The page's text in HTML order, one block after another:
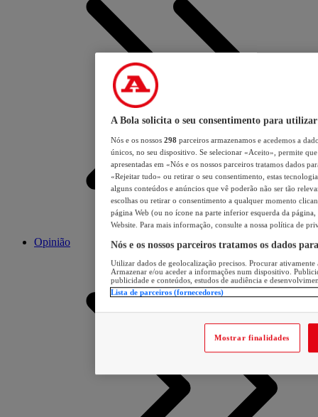
Opinião
A Bola solicita o seu consentimento para utilizar
Nós e os nossos 298 parceiros armazenamos e acedemos a
únicos, no seu dispositivo. Se selecionar «Aceito», permite
apresentadas em «Nós e os nossos parceiros tratamos dados
«Rejeitar tudo» ou retirar o seu consentimento, estas
alguns conteúdos e anúncios que vê poderão não ser tão
escolhas ou retirar o consentimento a qualquer momento
página Web (ou no ícone na parte inferior esquerda da página,
Website. Para mais informação, consulte a nossa política de
Nós e os nossos parceiros tratamos os dados
Utilizar dados de geolocalização precisos. Procurar
Armazenar e/ou aceder a informações num dispositivo.
publicidade e conteúdos, estudos de audiência e
Lista de parceiros (fornecedores)
Mostrar finalidades